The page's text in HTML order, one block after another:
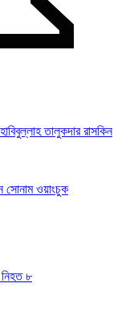
তালুকদার রাসকিন
সোনাম ওয়াংচুক
নিহত ৮